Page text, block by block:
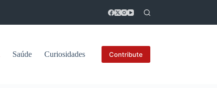
Saúde Curiosidades Contribute